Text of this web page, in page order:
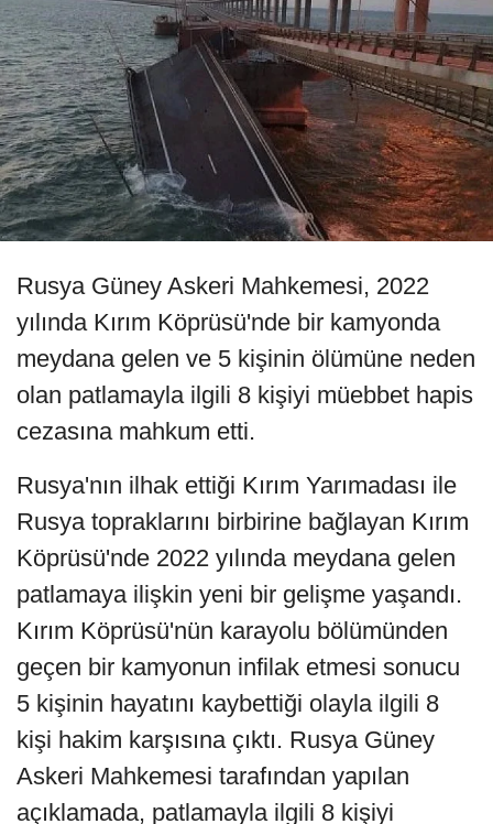
Rusya Güney Askeri Mahkemesi, 2022
yılında Kırım Köprüsü'nde bir kamyonda
meydana gelen ve 5 kişinin ölümüne neden
olan patlamayla ilgili 8 kişiyi müebbet hapis
cezasına mahkum etti.
Rusya'nın ilhak ettiği Kırım Yarımadası ile
Rusya topraklarını birbirine bağlayan Kırım
Köprüsü'nde 2022 yılında meydana gelen
patlamaya ilişkin yeni bir gelişme yaşandı.
Kırım Köprüsü'nün karayolu bölümünden
geçen bir kamyonun infilak etmesi sonucu
5 kişinin hayatını kaybettiği olayla ilgili 8
kişi hakim karşısına çıktı. Rusya Güney
Askeri Mahkemesi tarafından yapılan
açıklamada, patlamayla ilgili 8 kişiyi